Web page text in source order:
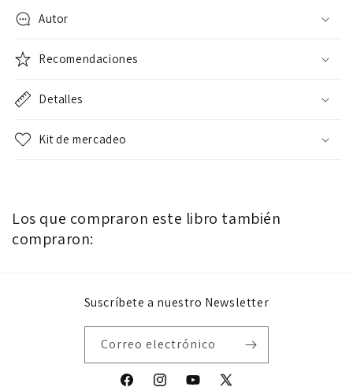
Autor
Recomendaciones
Detalles
Kit de mercadeo
Los que compraron este libro también
compraron:
Suscríbete a nuestro Newsletter
Correo electrónico